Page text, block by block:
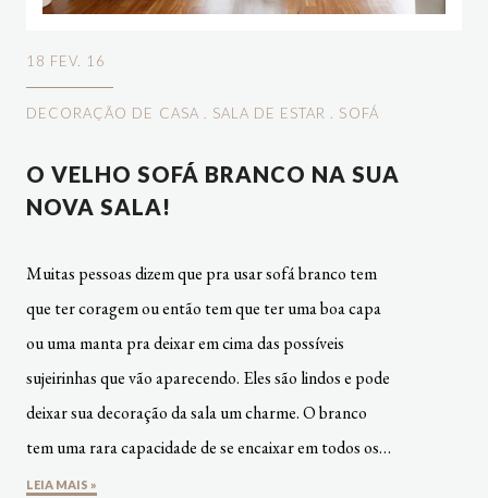
18 FEV. 16
DECORAÇÃO DE CASA SALA DE ESTAR SOFÁ
O VELHO SOFÁ BRANCO NA SUA
NOVA SALA!
Muitas pessoas dizem que pra usar sofá branco tem
que ter coragem ou então tem que ter uma boa capa
ou uma manta pra deixar em cima das possíveis
sujeirinhas que vão aparecendo. Eles são lindos e pode
deixar sua decoração da sala um charme. O branco
tem uma rara capacidade de se encaixar em todos os…
LEIA MAIS »